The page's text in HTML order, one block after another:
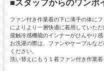
■スタッフからのワンポ
ファン付き作業着の下に薄手の体に
によりより一層快適に着用していただ
接触冷感機能のインナーがひんやり感
お洗濯の際は、ファンやケーブルな
ください。
洗い替えにもう１着ファン付き作業